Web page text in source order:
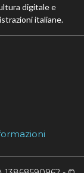
digitale e
italiane.